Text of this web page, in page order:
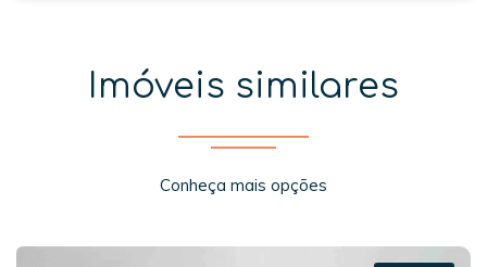
Imóveis similares
Conheça mais opções